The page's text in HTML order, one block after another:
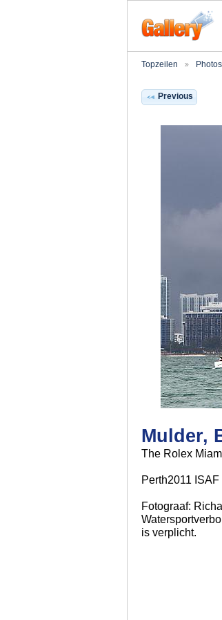
Topzeilen
Previous
Mulder,
The Rolex
Perth2011
Fotograaf:
is verplicht.